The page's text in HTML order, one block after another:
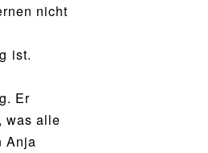
nicht
ist.
Er
was alle
Anja